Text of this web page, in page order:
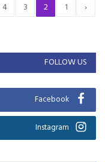
‹
1
2
3
4
FOLLOW US
Facebook
Instagram